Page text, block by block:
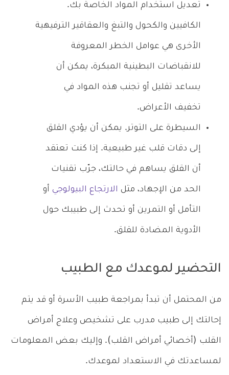
تعديل استخدام المواد الخاصة بك.
الكافيين والكحول والتبغ والعقاقير الترفيهية
الأخرى هي عوامل الخطر المعروفة
للانقباضات البطينية المبكرة، يمكن أن
يساعد تقليل أو تجنب هذه المواد في
تخفيف الأعراض.
السيطرة على التوتر. يمكن أن يؤدي القلق
إلى دقات قلب غير طبيعية. إذا كنت تعتقد
أن القلق يساهم في حالتك، جرّب تقنيات
الحد من الإجهاد، مثل الارتجاع البيولوجي أو
التأمل أو التمرين أو تحدث إلى طبيبك حول
الأدوية المضادة للقلق.
التحضير لموعدك مع الطبيب
من المحتمل أن تبدأ بمراجعة طبيب الأسرة أو قد يتم
إحالتك إلى طبيب مدرب على تشخيص وعلاج أمراض
القلب (أخصائي أمراض القلب). وإليك بعض المعلومات
لمساعدتك في الاستعداد لموعدك.